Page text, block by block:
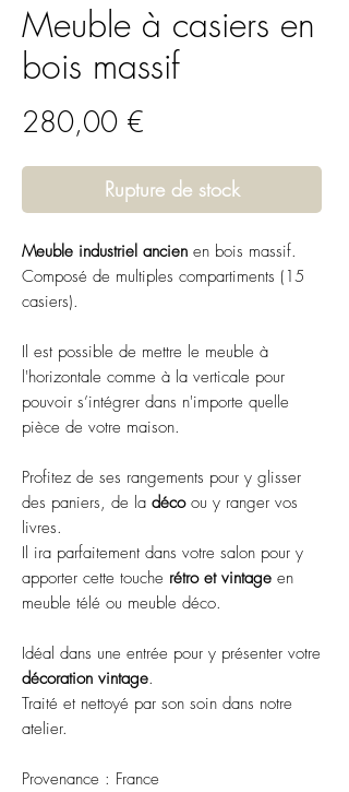
Meuble à casiers en
bois massif
280,00 €
Rupture de stock
Meuble industriel ancien en bois massif.
Composé de multiples compartiments (15
casiers).
Il est possible de mettre le meuble à
l'horizontale comme à la verticale pour
pouvoir s’intégrer dans n'importe quelle
pièce de votre maison.
Profitez de ses rangements pour y glisser
des paniers, de la décoou y ranger vos
livres.
Il ira parfaitement dans votre salon pour y
apporter cette touche rétro et vintage en
meuble télé ou meuble déco.
Idéal dans une entrée pour y présenter votre
décoration vintage.
Traité et nettoyé par son soin dans notre
atelier.
Provenance : France